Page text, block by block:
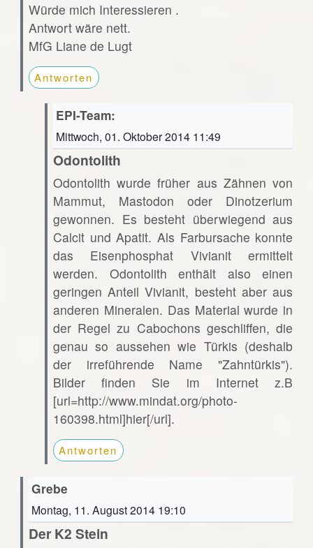
Würde mich Interessieren .
Antwort wäre nett.
MfG Liane de Lugt
Antworten
EPI-Team:
Mittwoch, 01. Oktober 2014 11:49
Odontolith
Odontolith wurde früher aus Zähnen von
Mammut, Mastodon oder Dinotzerium
gewonnen. Es besteht überwiegend aus
Calcit und Apatit. Als Farbursache konnte
das Eisenphosphat Vivianit ermittelt
werden. Odontolith enthält also einen
geringen Anteil Vivianit, besteht aber aus
anderen Mineralen. Das Material wurde in
der Regel zu Cabochons geschliffen, die
genau so aussehen wie Türkis (deshalb
der irreführende Name "Zahntürkis").
Bilder finden Sie im Internet z.B
[url=http://www.mindat.org/photo-
160398.html]hier[/url].
Antworten
Grebe
Montag, 11. August 2014 19:10
Der K2 Stein